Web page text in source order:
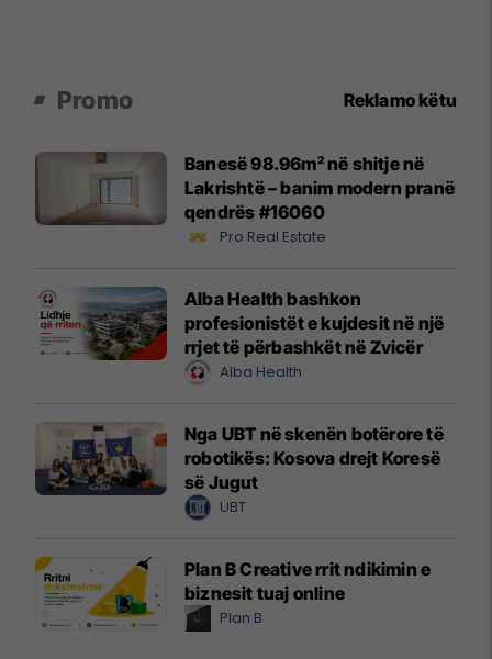
Promo Reklamo këtu
Banesë 98.96m² në shitje në
Lakrishtë – banim modern pranë
qendrës #16060
Pro Real Estate
Alba Health bashkon
profesionistët e kujdesit në një
rrjet të përbashkët në Zvicër
Alba Health
Nga UBT në skenën botërore të
robotikës: Kosova drejt Koresë
së Jugut
UBT
Plan B Creative rrit ndikimin e
biznesit tuaj online
Plan B